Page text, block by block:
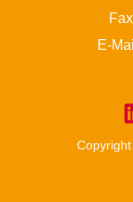
E-